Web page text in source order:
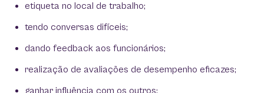
etiqueta no local de trabalho;
tendo conversas difíceis;
dando feedback aos funcionários;
realização de avaliações de desempenho eficazes;